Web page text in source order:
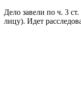
Дело завели по ч. 3
лицу). Идет